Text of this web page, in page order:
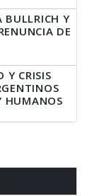
BULLRICH Y
DE
Y CRISIS
HUMANOS